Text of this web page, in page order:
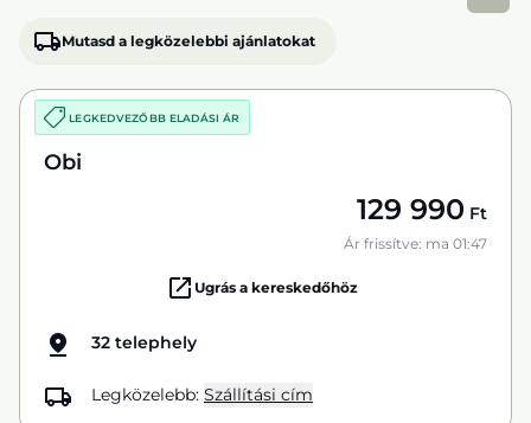
Mutasd a legközelebbi ajánlatokat
LEGKEDVEZŐBB ELADÁSI ÁR
Obi
129 990 Ft
Ár frissítve: ma 01:47
Ugrás a kereskedőhöz
32 telephely
Legközelebb: Szállítási cím